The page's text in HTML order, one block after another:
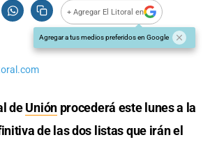
+ Agregar El Litoral en
Agregar a tus medios preferidos en Google
deUniónprocederá este lunes a la
de las dos listas que irán el